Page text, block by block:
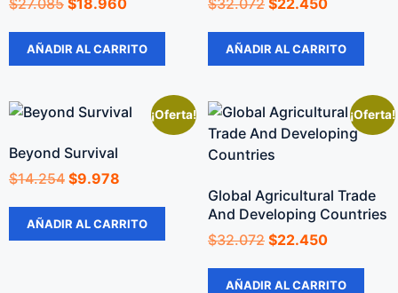
$27.085 $18.960
AÑADIR AL CARRITO
$32.072 $22.450
AÑADIR AL CARRITO
¡Oferta!
Beyond Survival
$14.254 $9.978
AÑADIR AL CARRITO
¡Oferta!
Global Agricultural Trade
And Developing Countries
$32.072 $22.450
AÑADIR AL CARRITO